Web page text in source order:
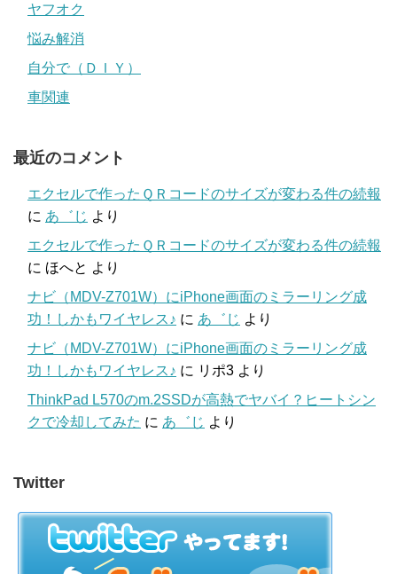
ヤフオク
悩み解消
自分で（ＤＩＹ）
車関連
最近のコメント
エクセルで作ったＱＲコードのサイズが変わる件の続報
に あ゛じ より
エクセルで作ったＱＲコードのサイズが変わる件の続報
に ほへと より
ナビ（MDV-Z701W）にiPhone画面のミラーリング成
功！しかもワイヤレス♪ に あ゛じ より
ナビ（MDV-Z701W）にiPhone画面のミラーリング成
功！しかもワイヤレス♪ に リポ3 より
ThinkPad L570のm.2SSDが高熱でヤバイ？ヒートシン
クで冷却してみた に あ゛じ より
Twitter